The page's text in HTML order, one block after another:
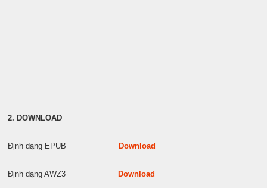
2. DOWNLOAD
Định dạng EPUB Download
Định dạng AWZ3 Download